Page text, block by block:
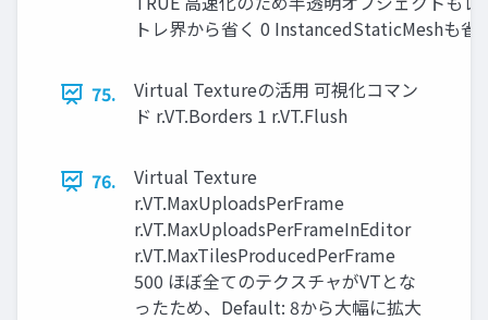
トレ界から省く 0 InstancedStaticMeshも省
75.
Virtual Textureの活用 可視化コマン
ド r.VT.Borders 1 r.VT.Flush
76.
Virtual Texture
r.VT.MaxUploadsPerFrame
r.VT.MaxUploadsPerFrameInEditor
r.VT.MaxTilesProducedPerFrame
500 ほぼ全てのテクスチャがVTとな
ったため、Default: 8から大幅に拡大